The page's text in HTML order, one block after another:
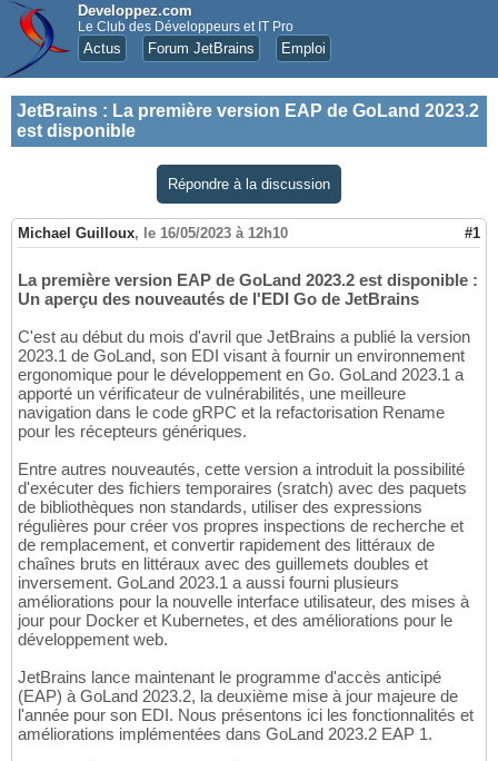
Developpez.com
Le Club des Développeurs et IT Pro
Actus Forum JetBrains Emploi
JetBrains : La première version EAP de GoLand 2023.2
est disponible
Répondre à la discussion
Michael Guilloux, le 16/05/2023 à 12h10 #1
La première version EAP de GoLand 2023.2 est disponible :
Un aperçu des nouveautés de l'EDI Go de JetBrains
C'est au début du mois d'avril que JetBrains a publié la version
2023.1 de GoLand, son EDI visant à fournir un environnement
ergonomique pour le développement en Go. GoLand 2023.1 a
apporté un vérificateur de vulnérabilités, une meilleure
navigation dans le code gRPC et la refactorisation Rename
pour les récepteurs génériques.
Entre autres nouveautés, cette version a introduit la possibilité
d'exécuter des fichiers temporaires (sratch) avec des paquets
de bibliothèques non standards, utiliser des expressions
régulières pour créer vos propres inspections de recherche et
de remplacement, et convertir rapidement des littéraux de
chaînes bruts en littéraux avec des guillemets doubles et
inversement. GoLand 2023.1 a aussi fourni plusieurs
améliorations pour la nouvelle interface utilisateur, des mises à
jour pour Docker et Kubernetes, et des améliorations pour le
développement web.
JetBrains lance maintenant le programme d'accès anticipé
(EAP) à GoLand 2023.2, la deuxième mise à jour majeure de
l'année pour son EDI. Nous présentons ici les fonctionnalités et
améliorations implémentées dans GoLand 2023.2 EAP 1.